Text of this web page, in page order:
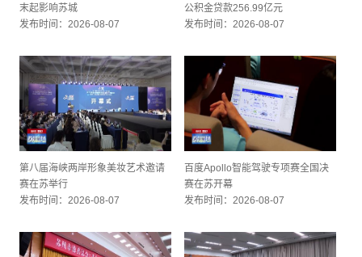
末起影响苏城
发布时间：2026-08-07
公积金贷款256.99亿元
发布时间：2026-08-07
第八届海峡两岸形象美妆艺术邀请
赛在苏举行
发布时间：2026-08-07
百度Apollo智能驾驶专项赛全国决
赛在苏开幕
发布时间：2026-08-07